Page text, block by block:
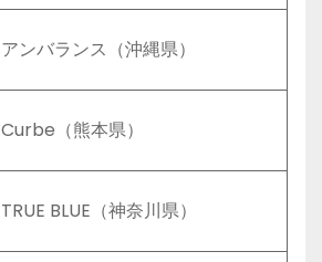
アンバランス（沖縄県）
Curbe（熊本県）
TRUE BLUE（神奈川県）